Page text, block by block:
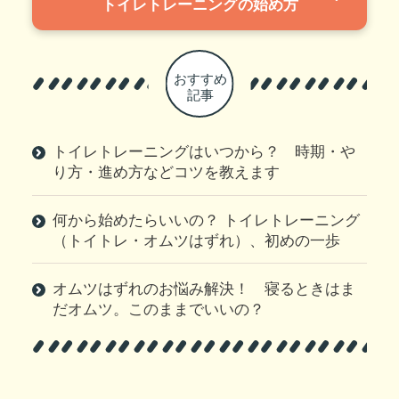
トイレトレーニングの始め方
トイレトレーニングはいつから？ 時期・や
り方・進め方などコツを教えます
何から始めたらいいの？ トイレトレーニング
（トイトレ・オムツはずれ）、初めの一歩
オムツはずれのお悩み解決！ 寝るときはま
だオムツ。このままでいいの？